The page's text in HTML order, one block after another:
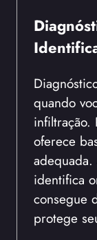
quando
infiltração.
oferece
identifica
consegue
protege